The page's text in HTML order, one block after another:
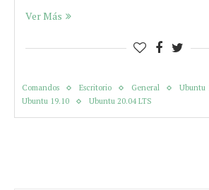
Ver Más
Comandos Escritorio General
Ubuntu
Ubuntu 19.10
Ubuntu 20.04 LTS